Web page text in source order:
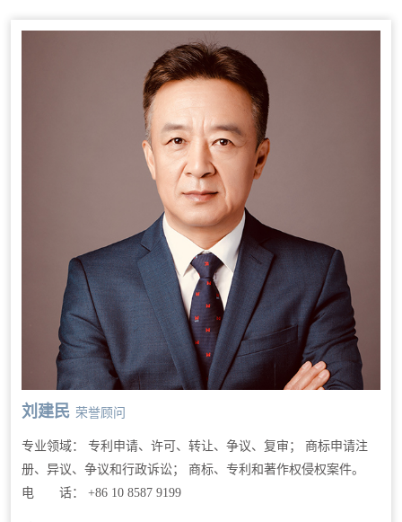
刘建民 荣誉顾问
专业领域： 专利申请、许可、转让、争议、复审； 商标申请注
册、异议、争议和行政诉讼； 商标、专利和著作权侵权案件。
电 话： +86 10 8587 9199